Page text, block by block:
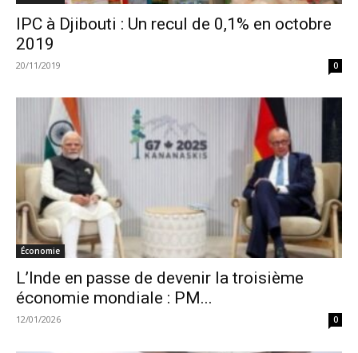
IPC à Djibouti : Un recul de 0,1% en octobre
2019
20/11/2019 0
Économie
L’Inde en passe de devenir la troisième
économie mondiale : PM...
12/01/2026 0